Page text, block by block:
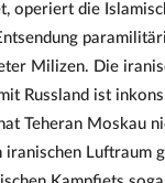
operiert die
Milizen. Die
Russland ist
Teheran Moskau
iranischen Luftraum